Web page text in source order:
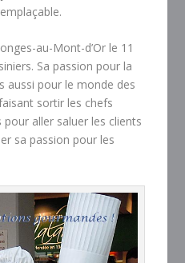
au-Mont-d’Or le 11
Sa passion pour la
aussi pour le monde des
sortir les chefs
aller saluer les clients
sa passion pour les